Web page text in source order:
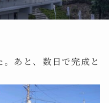
あと、数日で完成と